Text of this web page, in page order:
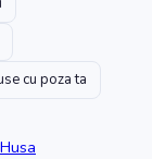
cu poza ta
Husa